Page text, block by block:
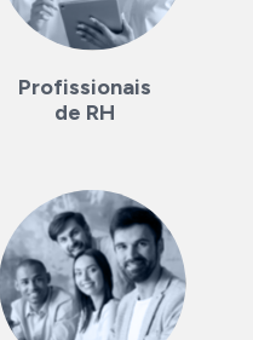
Profissionais
de RH